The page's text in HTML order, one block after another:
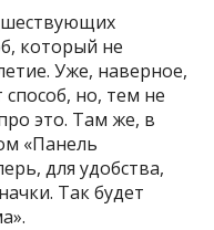
который не
Уже, наверное,
но, тем не
это. Там же, в
«Панель
для удобства,
Так будет